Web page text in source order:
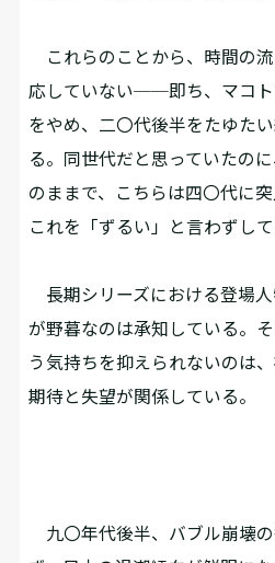
これらのことから、時間の
応していない──即ち、マコト
をやめ、二〇代後半をたゆた
る。同世代だと思っていたの
のままで、こちらは四〇代に突
これを「ずるい」と言わずして
長期シリーズにおける登場
が野暮なのは承知している。
う気持ちを抑えられないのは
期待と失望が関係している。
九〇年代後半、バブル崩壊